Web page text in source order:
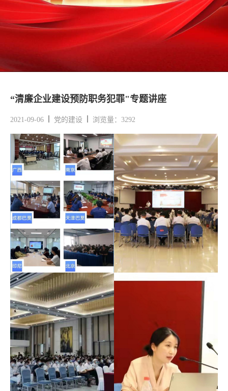
“清廉企业建设预防职务犯罪"专题讲座
2021-09-06 党的建设 浏览量：3292